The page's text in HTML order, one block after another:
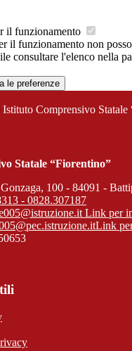
il funzionamento
il funzionamento non
consultare l'elenco nella
le preferenze
Istituto Comprensivo Statale
Statale “Fiorentino”
100 - 84091 -
- 0828.307187
Link per
Link